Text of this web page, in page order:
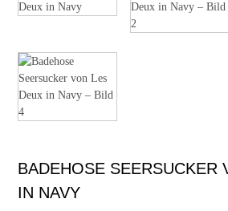
BADEHOSE SEERSUCKER
IN NAVY